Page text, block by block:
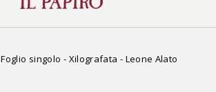
Foglio singolo - Xilografata - Leone Alato